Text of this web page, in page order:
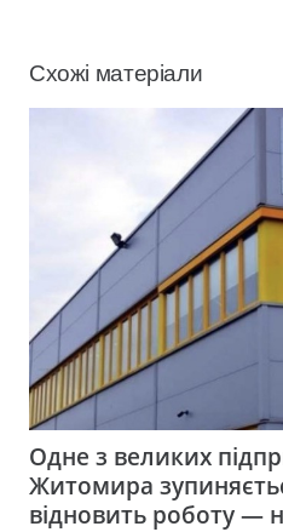
Схожі матеріали
Одне з великих
Житомира
відновить роботу —